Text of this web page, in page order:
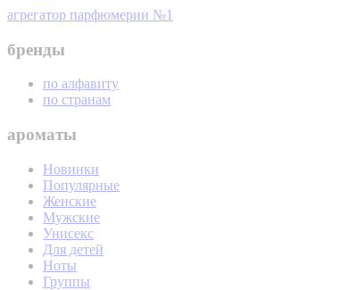
агрегатор парфюмерии №1
бренды
по алфавиту
по странам
ароматы
Новинки
Популярные
Женские
Мужские
Унисекс
Для детей
Ноты
Группы